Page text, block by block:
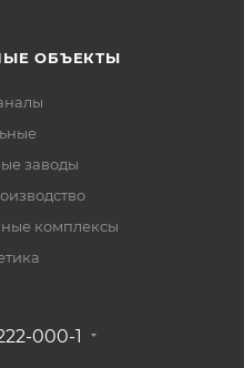
ОБЪЕКТЫ
заводы
комплексы
000-1